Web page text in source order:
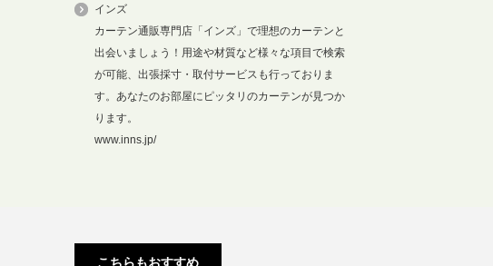
インズ
カーテン通販専門店「インズ」で理想のカーテンと
出会いましょう！用途や材質など様々な項目で検索
が可能、出張採寸・取付サービスも行っておりま
す。あなたのお部屋にピッタリのカーテンが見つか
ります。
www.inns.jp/
こちらもおすすめ